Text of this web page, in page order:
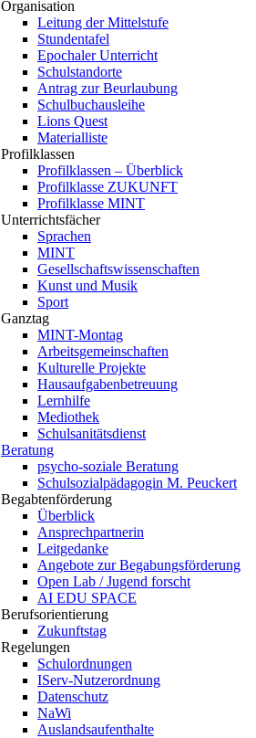
Organisation
Leitung der Mittelstufe
Stundentafel
Epochaler Unterricht
Schulstandorte
Antrag zur Beurlaubung
Schulbuchausleihe
Lions Quest
Materialliste
Profilklassen
Profilklassen – Überblick
Profilklasse ZUKUNFT
Profilklasse MINT
Unterrichtsfächer
Sprachen
MINT
Gesellschaftswissenschaften
Kunst und Musik
Sport
Ganztag
MINT-Montag
Arbeitsgemeinschaften
Kulturelle Projekte
Hausaufgabenbetreuung
Lernhilfe
Mediothek
Schulsanitätsdienst
Beratung
psycho-soziale Beratung
Schulsozialpädagogin M. Peuckert
Begabtenförderung
Überblick
Ansprechpartnerin
Leitgedanke
Angebote zur Begabungsförderung
Open Lab / Jugend forscht
AI EDU SPACE
Berufsorientierung
Zukunftstag
Regelungen
Schulordnungen
IServ-Nutzerordnung
Datenschutz
NaWi
Auslandsaufenthalte